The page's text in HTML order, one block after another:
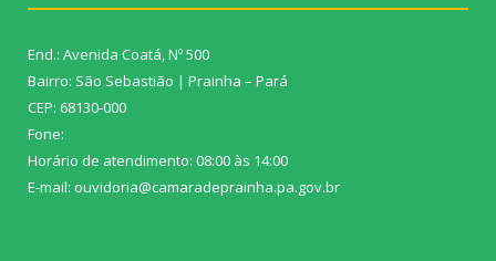
End.: Avenida Coatá, Nº 500
Bairro: São Sebastião | Prainha – Pará
CEP: 68130-000
Fone:
Horário de atendimento: 08:00 às 14:00
E-mail: ouvidoria@camaradeprainha.pa.gov.br